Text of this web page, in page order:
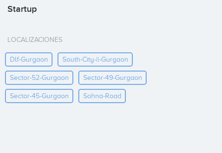
Startup
LOCALIZACIONES
Dlf-Gurgaon South-City-||-Gurgaon
Sector-52-Gurgaon Sector-49-Gurgaon
Sector-45-Gurgaon Sohna-Road